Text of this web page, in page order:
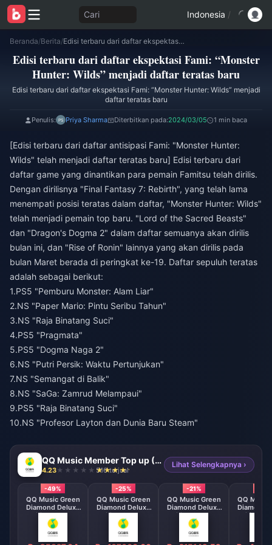
Cari Indonesia /
Beranda/Berita/ Edisi terbaru dari daftar ekspektasi Fami: “Monster Hunter: Wilds” menjadi daftar teratas baru
Edisi terbaru dari daftar ekspektasi Fami: “Monster
Hunter: Wilds” menjadi daftar teratas baru
Edisi terbaru dari daftar ekspektasi Fami: “Monster Hunter: Wilds” menjadi
daftar teratas baru
Penulis: Priya Sharma Diterbitkan pada:2024/03/05 1 min baca
[Edisi terbaru dari daftar antisipasi Fami: "Monster Hunter:
Wilds" telah menjadi daftar teratas baru] Edisi terbaru dari
daftar game yang dinantikan para pemain Famitsu telah dirilis.
Dengan dirilisnya "Final Fantasy 7: Rebirth", yang telah lama
menempati posisi teratas dalam daftar, "Monster Hunter: Wilds"
telah menjadi pemain top baru. "Lord of the Sacred Beasts"
dan "Dragon's Dogma 2" dalam daftar semuanya akan dirilis
bulan ini, dan "Rise of Ronin" lainnya yang akan dirilis pada
bulan Maret berada di peringkat ke-19. Daftar sepuluh teratas
adalah sebagai berikut:
1.PS5 "Pemburu Monster: Alam Liar"
2.NS "Paper Mario: Pintu Seribu Tahun"
3.NS "Raja Binatang Suci"
4.PS5 "Pragmata"
5.PS5 "Dogma Naga 2"
6.NS "Putri Persik: Waktu Pertunjukan"
7.NS "Semangat di Balik"
8.NS "SaGa: Zamrud Melampaui"
9.PS5 "Raja Binatang Suci"
10.NS "Profesor Layton dan Dunia Baru Steam"
QQ Music Member Top up (CN)
4.23 516 terjual
Lihat Selengkapnya ›
-49%
QQ Music Green
Diamond Deluxe
Edition 1 Month
-25%
QQ Music Green
Diamond Deluxe
Edition 3 Month
-21%
QQ Music Green
Diamond Deluxe
Edition 6 Month
QQ Music
Diamond
Edition